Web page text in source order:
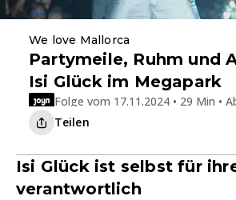
We love Mallorca
Partymeile, Ruhm und
Isi Glück im Megapark
Folge vom 17.11.2024 • 29 Min •
Teilen
Isi Glück ist selbst für
verantwortlich